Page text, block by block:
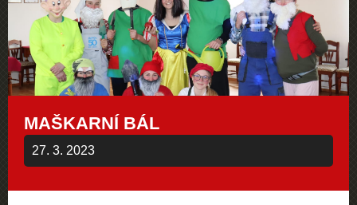
MAŠKARNÍ BÁL
27. 3. 2023